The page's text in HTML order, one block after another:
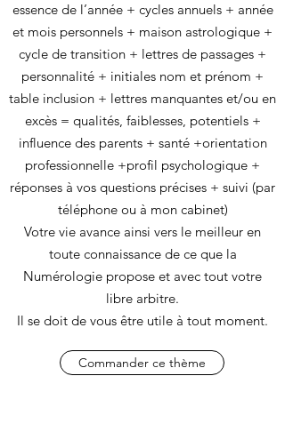
essence de l’année + cycles annuels + année
et mois personnels + maison astrologique +
cycle de transition + lettres de passages +
personnalité + initiales nom et prénom +
table inclusion + lettres manquantes et/ou en
excès = qualités, faiblesses, potentiels +
influence des parents + santé +orientation
professionnelle +profil psychologique +
réponses à vos questions précises + suivi (par
téléphone ou à mon cabinet)
Votre vie avance ainsi vers le meilleur en
toute connaissance de ce que la
Numérologie propose et avec tout votre
libre arbitre.
Il se doit de vous être utile à tout moment.
Commander ce thème